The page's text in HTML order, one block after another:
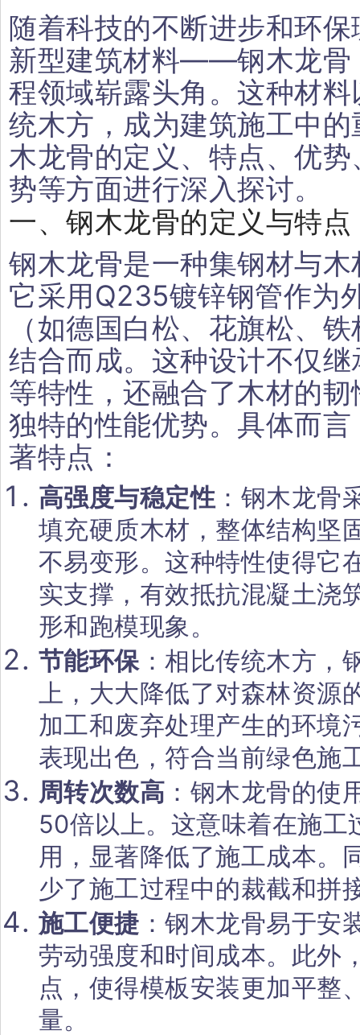
随着科技的不断进步和环
新型建筑材料——钢木龙骨
程领域崭露头角。这种材
统木方，成为建筑施工中
木龙骨的定义、特点、优
势等方面进行深入探讨。
一、钢木龙骨的定义与特点
钢木龙骨是一种集钢材与
它采用Q235镀锌钢管作为
（如德国白松、花旗松、
结合而成。这种设计不仅
等特性，还融合了木材的
独特的性能优势。具体而
著特点：
高强度与稳定性 ：钢木龙骨
填充硬质木材，整体结构坚
不易变形。这种特性使得它
实支撑，有效抵抗混凝土浇
形和跑模现象。
节能环保：相比传统木方，
上，大大降低了对森林资
加工和废弃处理产生的环境
表现出色，符合当前绿色施
周转次数高 ：钢木龙骨的使
50倍以上。这意味着在施
用，显著降低了施工成本。
少了施工过程中的裁截和拼
施工便捷 ：钢木龙骨易于安
劳动强度和时间成本。此外
点，使得模板安装更加平整
量。